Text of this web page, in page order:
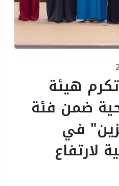
هيئة
ضمن فئة
في
لارتفاع